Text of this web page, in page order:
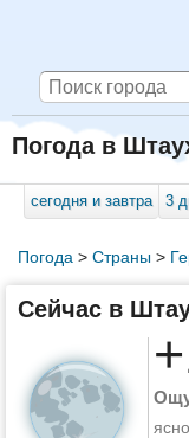
Погода в
сегодня и завтра 3
Погода > Страны>
Сейчас в
ясно